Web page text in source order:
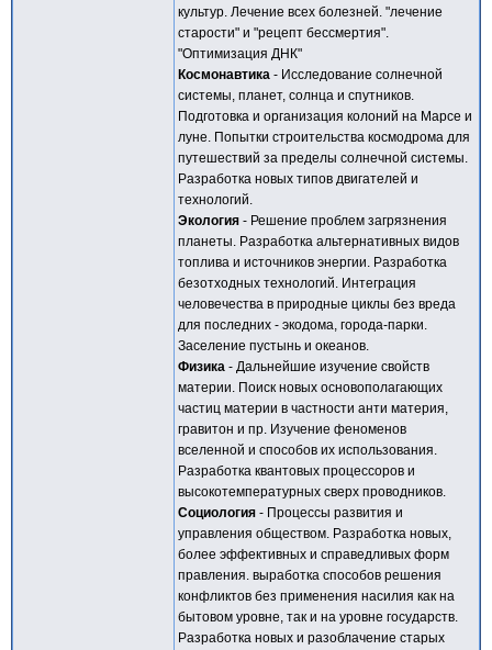
культур. Лечение всех болезней. "лечение
старости" и "рецепт бессмертия".
"Оптимизация ДНК"
Космонавтика - Исследование солнечной
системы, планет, солнца и спутников.
Подготовка и организация колоний на Марсе и
луне. Попытки строительства космодрома для
путешествий за пределы солнечной системы.
Разработка новых типов двигателей и
технологий.
Экология - Решение проблем загрязнения
планеты. Разработка альтернативных видов
топлива и источников энергии. Разработка
безотходных технологий. Интеграция
человечества в природные циклы без вреда
для последних - экодома, города-парки.
Заселение пустынь и океанов.
Физика - Дальнейшие изучение свойств
материи. Поиск новых основополагающих
частиц материи в частности анти материя,
гравитон и пр. Изучение феноменов
вселенной и способов их использования.
Разработка квантовых процессоров и
высокотемпературных сверх проводников.
Социология - Процессы развития и
управления обществом. Разработка новых,
более эффективных и справедливых форм
правления. выработка способов решения
конфликтов без применения насилия как на
бытовом уровне, так и на уровне государств.
Разработка новых и разоблачение старых